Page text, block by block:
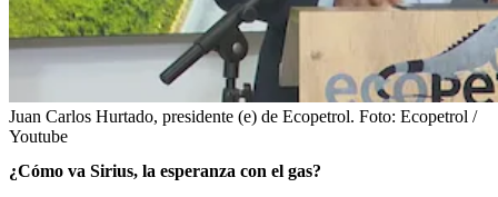
Juan Carlos Hurtado, presidente (e) de Ecopetrol. Foto: Ecopetrol /
Youtube
¿Cómo va Sirius, la esperanza con el gas?